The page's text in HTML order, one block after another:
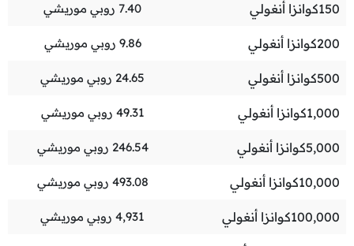
150كوانزا أنغولي 7.40 روبي موريشي
200كوانزا أنغولي 9.86 روبي موريشي
500كوانزا أنغولي 24.65 روبي موريشي
1,000كوانزا أنغولي 49.31 روبي موريشي
5,000كوانزا أنغولي 246.54 روبي موريشي
10,000كوانزا أنغولي 493.08 روبي موريشي
100,000كوانزا أنغولي 4,931 روبي موريشي